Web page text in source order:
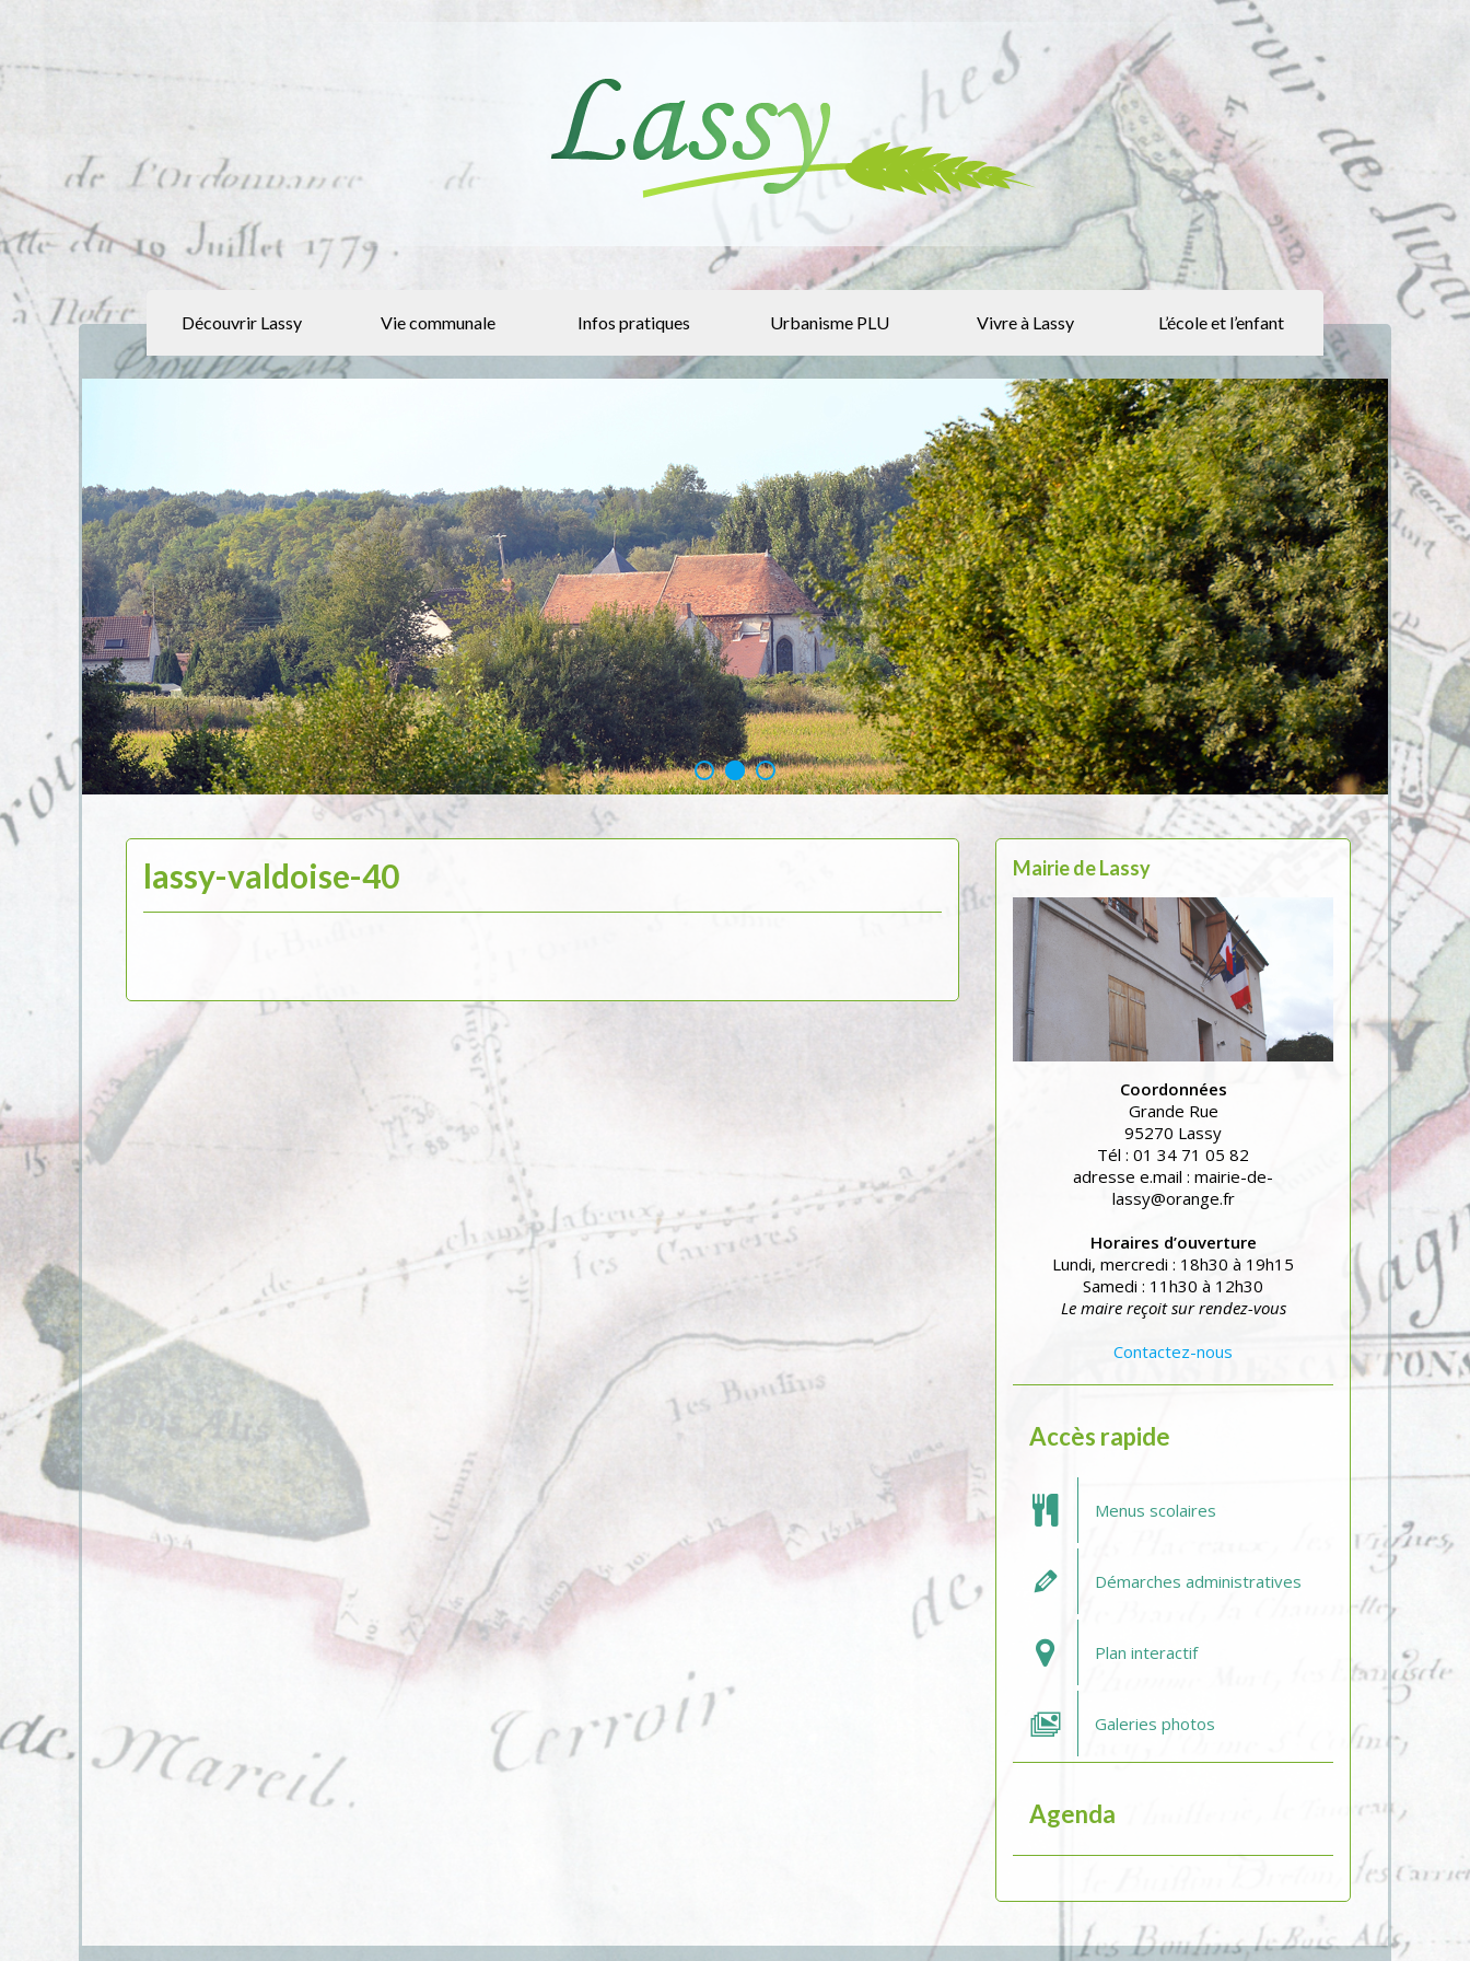
Découvrir Lassy Vie communale Infos pratiques Urbanisme PLU Vivre à Lassy L’école et l’enfant
lassy-valdoise-40 Mairie de Lassy
Coordonnées
Grande Rue
95270 Lassy
Tél : 01 34 71 05 82
adresse e.mail : mairie-de-
lassy@orange.fr
Horaires d’ouverture
Lundi, mercredi : 18h30 à 19h15
Samedi : 11h30 à 12h30
Le maire reçoit sur rendez-vous
Contactez-nous
Accès rapide
Menus scolaires
Démarches administratives
Plan interactif
Galeries photos
Agenda